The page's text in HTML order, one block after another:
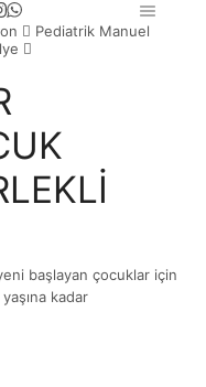
Pediatrik Manuel
başlayan çocuklar için
kadar